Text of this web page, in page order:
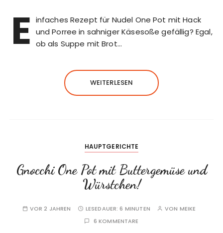
E infaches Rezept für Nudel One Pot mit Hack
und Porree in sahniger Käsesoße gefällig? Egal,
ob als Suppe mit Brot…
WEITERLESEN
HAUPTGERICHTE
Gnocchi One Pot mit Buttergemüse und
Würstchen!
VOR 2 JAHREN LESEDAUER:6 MINUTEN VON MEIKE
6 KOMMENTARE